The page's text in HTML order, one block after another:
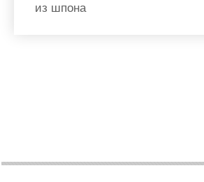
из шпона